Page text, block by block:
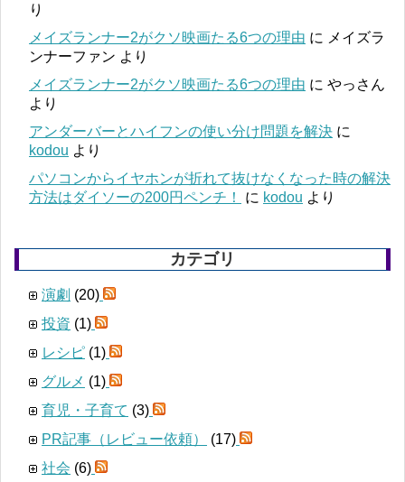
り
メイズランナー2がクソ映画たる6つの理由 に メイズラ
ンナーファン より
メイズランナー2がクソ映画たる6つの理由 に やっさん
より
アンダーバーとハイフンの使い分け問題を解決 に
kodou より
パソコンからイヤホンが折れて抜けなくなった時の解決
方法はダイソーの200円ペンチ！
に kodou より
カテゴリ
演劇 (20)
投資 (1)
レシピ (1)
グルメ (1)
育児・子育て (3)
PR記事（レビュー依頼）
(17)
社会 (6)